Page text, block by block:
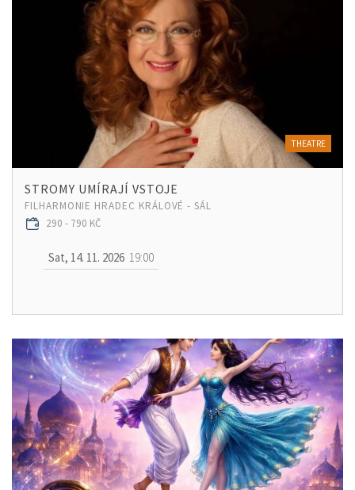
THEATRE
STROMY UMÍRAJÍ VSTOJE
FILHARMONIE HRADEC KRÁLOVÉ - SÁL
290 - 790 KČ
Sat, 14. 11. 2026 19:00